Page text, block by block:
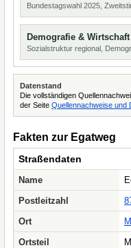
Bundestagswahl 2025,
Demografie & Wirtschaft
Sozialstruktur regional,
Datenstand
Die vollständigen
der Seite Quellennachweise und
Fakten zur Egatweg
Straßendaten
Name
Postleitzahl
Ort
Ortsteil